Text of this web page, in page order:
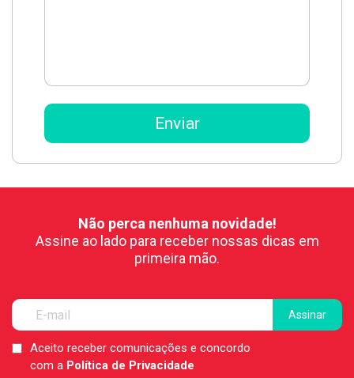
Não perca nenhuma novidade!
Assine ao lado para receber nossas dicas em
primeira mão.
LGPDAceito receber comunicações e concordo
com a Política de Privacidade